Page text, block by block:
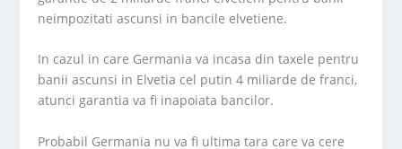
neimpozitati ascunsi in bancile elvetiene.
In cazul in care Germania va incasa din taxele pentru
banii ascunsi in Elvetia cel putin 4 miliarde de franci,
atunci garantia va fi inapoiata bancilor.
Probabil Germania nu va fi ultima tara care va cere